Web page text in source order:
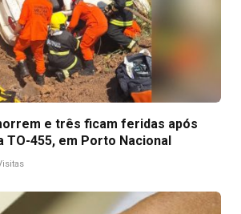
e três ficam feridas após
455, em Porto Nacional